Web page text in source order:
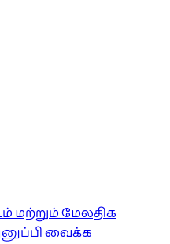
மற்றும் மேலதிக
வைக்க